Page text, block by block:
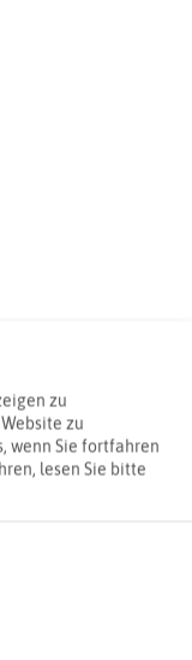
zu
zu
wenn Sie fortfahren
lesen Sie bitte